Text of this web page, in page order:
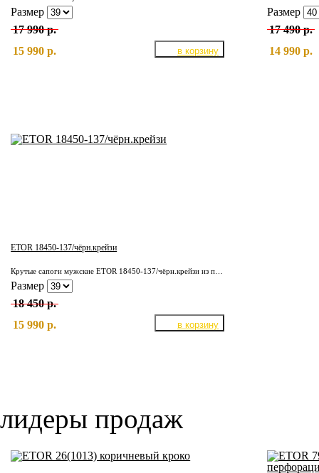
Размер
17 990 р.
15 990 р.
Размер
17 490 р.
14 990 р.
ETOR 18450-137/чёрн.крейзи
Крутые сапоги мужские ETOR 18450-137/чёрн.крейзи из плотной кожи КРС. Подкладка полностью из отборной, натуральной кожи. Надёжная, износостойкая подошва.
Размер
18 450 р.
15 990 р.
лидеры продаж